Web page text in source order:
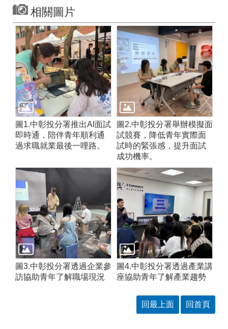
相關圖片
圖1.中彰投分署推出AI面試
即時通，陪伴青年順利通
過求職就業最後一哩路。
圖2.中彰投分署舉辦模擬面
試競賽，降低青年實際面
試時的緊張感，提升面試
成功機率。
圖3.中彰投分署透過企業參
訪協助青年了解職場現況
圖4.中彰投分署透過產業講
座協助青年了解產業趨勢
回最上面 回首頁